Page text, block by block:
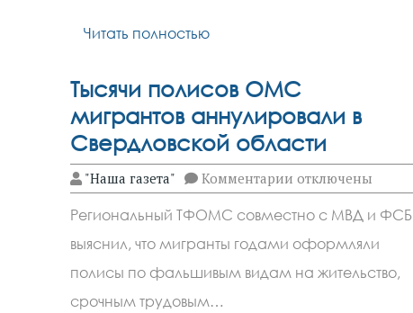
Читать полностью
Тысячи полисов ОМС
мигрантов аннулировали в
Свердловской области
"Наша газета" Комментариик
записи
Тысячи
полисов
ОМС
мигрантов
аннулировали
в
отключены
Региональный ТФОМС совместно с МВД и ФСБ
выяснил, что мигpaнты годами оформляли
полисы по фальшивым видам на жительство,
срочным трудовым…